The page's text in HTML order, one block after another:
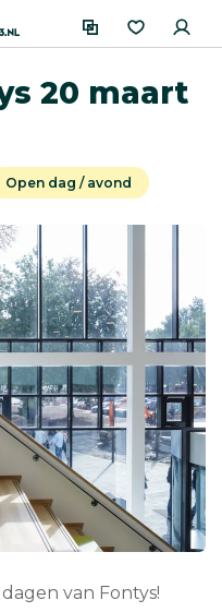
20 maart
Open dag / avond
van Fontys!